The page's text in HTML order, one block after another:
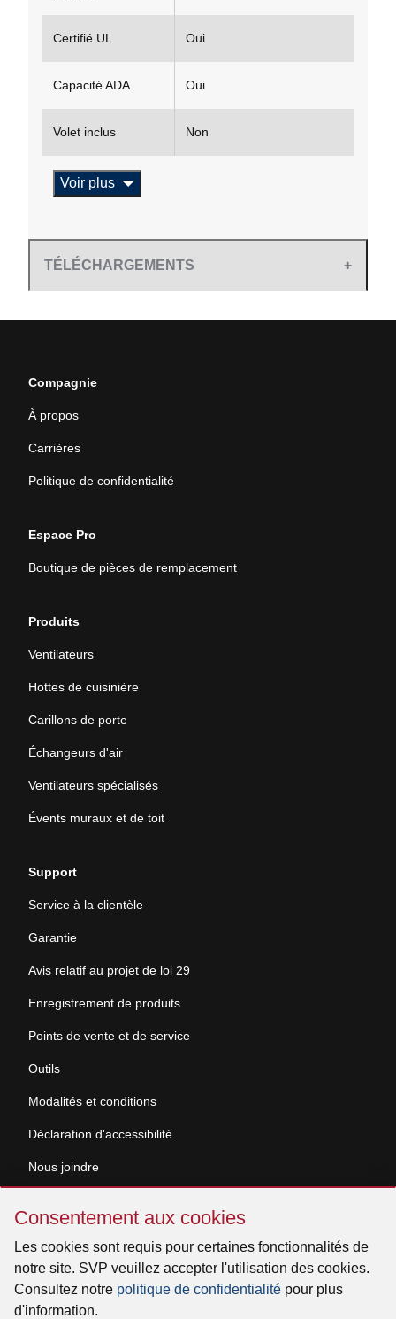
Consentement
aux
cookies
Consentement aux cookies
Les cookies sont requis pour certaines fonctionnalités de
notre site. SVP veuillez accepter l'utilisation des cookies.
Consultez notre politique de confidentialité pour plus
d'information.
Certifié UL Oui
Capacité ADA Oui
Volet inclus Non
Voir plus
TÉLÉCHARGEMENTS
Compagnie
À propos
Carrières
Politique de confidentialité
Espace Pro
Boutique de pièces de remplacement
Produits
Ventilateurs
Hottes de cuisinière
Carillons de porte
Échangeurs d'air
Ventilateurs spécialisés
Évents muraux et de toit
Support
Service à la clientèle
Garantie
Avis relatif au projet de loi 29
Enregistrement de produits
Points de vente et de service
Outils
Modalités et conditions
Déclaration d'accessibilité
Nous joindre
© 2026 Venmar Ventilation ULC Tous droits réservés.